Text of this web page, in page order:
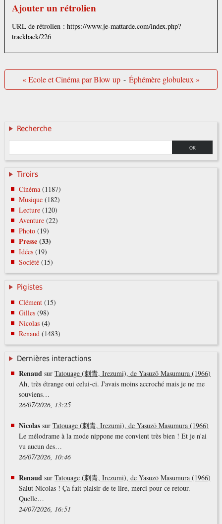
Ajouter un rétrolien
URL de rétrolien : https://www.je-mattarde.com/index.php?
trackback/226
« Ecole et Cinéma par Blow up - Éphémère globuleux »
Recherche
Tiroirs
Cinéma (1187)
Musique (182)
Lecture (120)
Aventure (22)
Photo (19)
Presse(33)
Idées (19)
Société (15)
Pigistes
Clément(15)
Gilles(98)
Nicolas(4)
Renaud (1483)
Dernières interactions
Renaudsur Tatouage (刺青, Irezumi), de Yasuzō Masumura (1966)
Ah, très étrange oui celui-ci. J'avais moins accroché mais je ne me
souviens…
26/07/2026, 13:25
Nicolassur Tatouage (刺青, Irezumi), de Yasuzō Masumura (1966)
Le mélodrame à la mode nippone me convient très bien ! Et je n'ai
vu aucun des…
26/07/2026, 10:46
Renaudsur Tatouage (刺青, Irezumi), de Yasuzō Masumura (1966)
Salut Nicolas ! Ça fait plaisir de te lire, merci pour ce retour.
Quelle…
24/07/2026, 16:51